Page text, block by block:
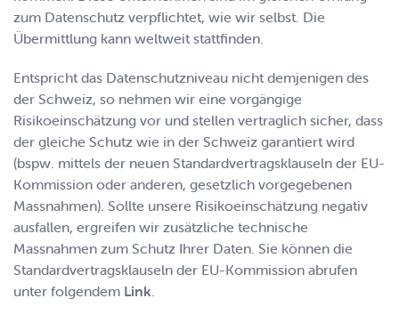
zum Datenschutz verpflichtet, wie wir selbst. Die
Übermittlung kann weltweit stattfinden.
Entspricht das Datenschutzniveau nicht demjenigen des
der Schweiz, so nehmen wir eine vorgängige
Risikoeinschätzung vor und stellen vertraglich sicher, dass
der gleiche Schutz wie in der Schweiz garantiert wird
(bspw. mittels der neuen Standardvertragsklauseln der EU-
Kommission oder anderen, gesetzlich vorgegebenen
Massnahmen). Sollte unsere Risikoeinschätzung negativ
ausfallen, ergreifen wir zusätzliche technische
Massnahmen zum Schutz Ihrer Daten. Sie können die
Standardvertragsklauseln der EU-Kommission abrufen
unter folgendem Link.